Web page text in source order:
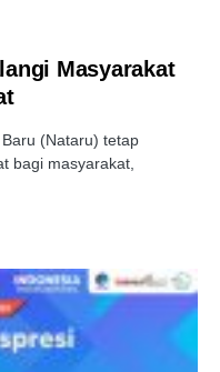
Masyarakat
(Nataru) tetap
bagi masyarakat,